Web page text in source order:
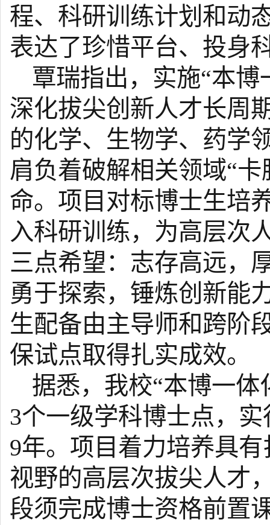
程、科研训练计划和动
表达了珍惜平台、投身
覃瑞指出，实施“本
深化拔尖创新人才长周
的化学、生物学、药学
肩负着破解相关领域“
命。项目对标博士生培
入科研训练，为高层次
三点希望：志存高远，
勇于探索，锤炼创新能
生配备由主导师和跨阶
保试点取得扎实成效。
据悉，我校“本博一
3个一级学科博士点，
9年。项目着力培养具
视野的高层次拔尖人才
段须完成博士资格前置